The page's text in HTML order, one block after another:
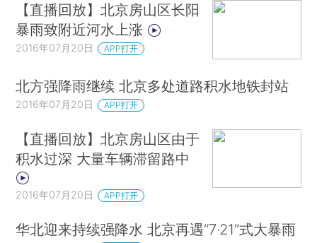
【直播回放】北京房山区长阳
暴雨致附近河水上涨
2016年07月20日 APP打开
北方强降雨继续 北京多处道路积水地铁封站
2016年07月20日 APP打开
【直播回放】北京房山区由于
积水过深 大量车辆滞留路中
2016年07月20日 APP打开
华北迎来持续强降水 北京再遇“7·21”式大暴雨